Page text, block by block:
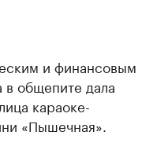
и финансовым
в общепите дала
караоке-
«Пышечная».